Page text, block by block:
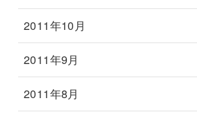
2011年10月
2011年9月
2011年8月